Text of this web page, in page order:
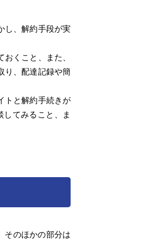
し、解約手段が実
くこと、また、
り、配達記録や簡
トと解約手続きが
てみること、ま
そのほかの部分は